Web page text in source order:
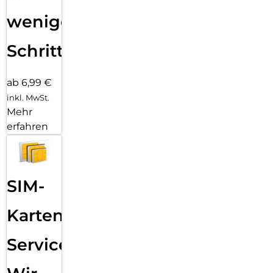
wenigen
Schritten
ab 6,99 €
inkl. MwSt.
Mehr
erfahren
SIM-
Karten
Service: